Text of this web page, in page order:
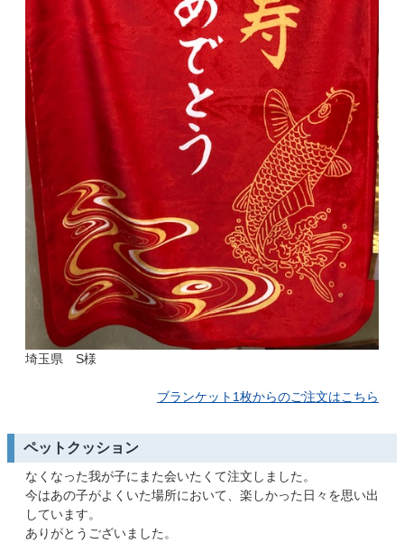
埼玉県 S様
ブランケット1枚からのご注文はこちら
ペットクッション
なくなった我が子にまた会いたくて注文しました。
今はあの子がよくいた場所において、楽しかった日々を思い出
しています。
ありがとうございました。